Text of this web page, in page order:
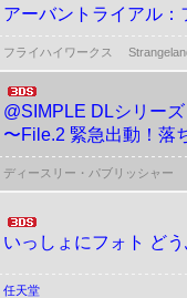
アーバントライアル：
フライハイワークス
@SIMPLE DLシリー
〜File.2 緊急出動！落
ディースリー・パブリッシャー
いっしょにフォト ど
任天堂